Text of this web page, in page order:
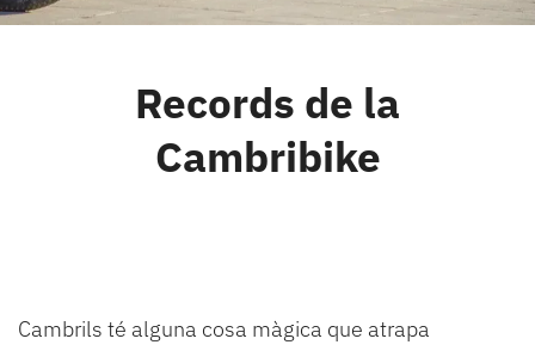
Cambrils
Grups
Records de la
Cambribike
Cambrils té alguna cosa màgica que atrapa